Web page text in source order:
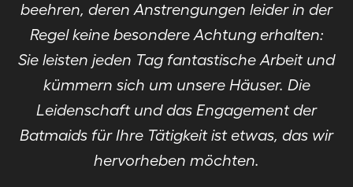
beehren, deren Anstrengungen leider in der
Regel keine besondere Achtung erhalten:
Sie leisten jeden Tag fantastische Arbeit und
kümmern sich um unsere Häuser. Die
Leidenschaft und das Engagement der
Batmaids für Ihre Tätigkeit ist etwas, das wir
hervorheben möchten.